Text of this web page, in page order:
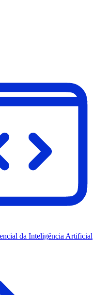
da Inteligência Artificial